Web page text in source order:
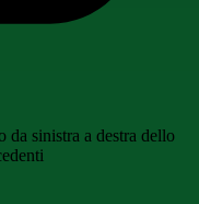
sinistra a destra dello